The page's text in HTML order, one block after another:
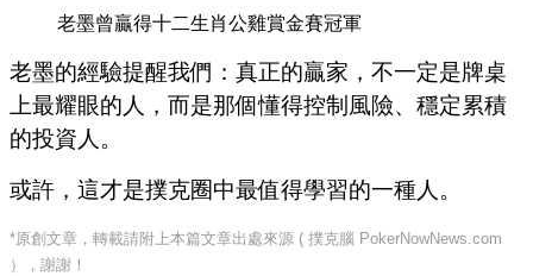
老墨曾贏得十二生肖公雞賞金賽冠軍
老墨的經驗提醒我們：真正的贏家，不一定是牌桌
上最耀眼的人，而是那個懂得控制風險、穩定累積
的投資人。
或許，這才是撲克圈中最值得學習的一種人。
*原創文章，轉載請附上本篇文章出處來源 ( 撲克腦 PokerNowNews.com
），謝謝！